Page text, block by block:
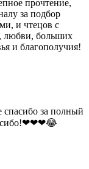
прочтение,
за подбор
и чтецов с
любви, больших
и благополучия!
спасибо за полный